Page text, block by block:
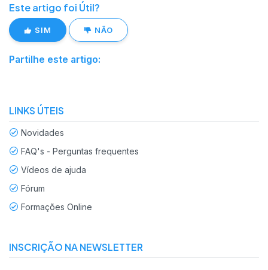
Este artigo foi Útil?
SIM NÃO
Partilhe este artigo:
LINKS ÚTEIS
Novidades
FAQ's - Perguntas frequentes
Vídeos de ajuda
Fórum
Formações Online
INSCRIÇÃO NA NEWSLETTER